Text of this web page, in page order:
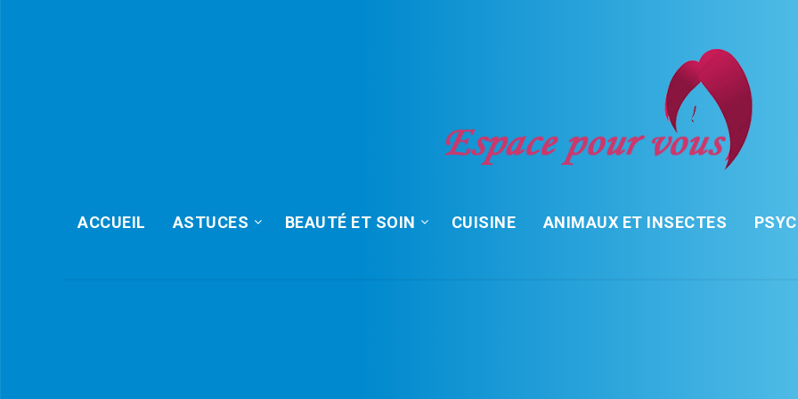
ACCUEIL ASTUCES BEAUTÉ ET SOIN CUISINE ANIMAUX ET INSECTES